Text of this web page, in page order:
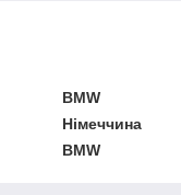
BMW
Німеччина
BMW